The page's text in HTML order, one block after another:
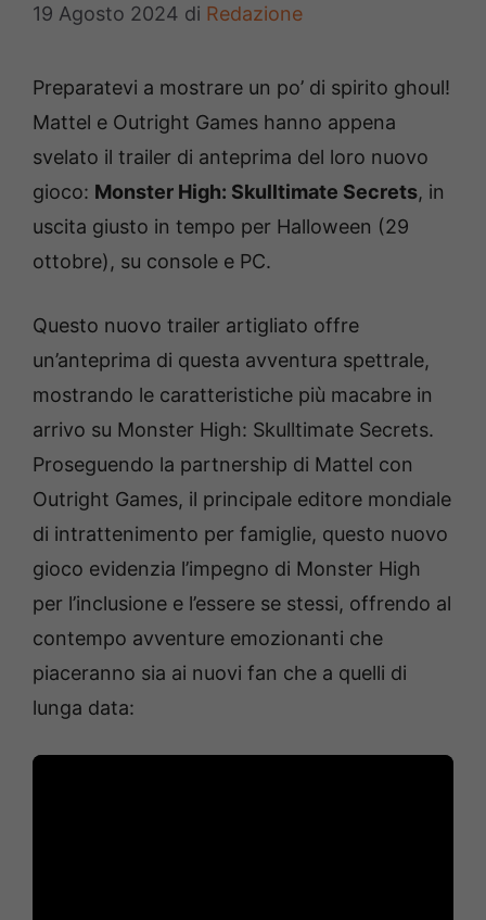
19 Agosto 2024 di Redazione
Preparatevi a mostrare un po’ di spirito ghoul!
Mattel e Outright Games hanno appena
svelato il trailer di anteprima del loro nuovo
gioco: Monster High: Skulltimate Secrets, in
uscita giusto in tempo per Halloween (29
ottobre), su console e PC.
Questo nuovo trailer artigliato offre
un’anteprima di questa avventura spettrale,
mostrando le caratteristiche più macabre in
arrivo su Monster High: Skulltimate Secrets.
Proseguendo la partnership di Mattel con
Outright Games, il principale editore mondiale
di intrattenimento per famiglie, questo nuovo
gioco evidenzia l’impegno di Monster High
per l’inclusione e l’essere se stessi, offrendo al
contempo avventure emozionanti che
piaceranno sia ai nuovi fan che a quelli di
lunga data: